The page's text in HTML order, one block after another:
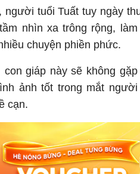
người tuổi Tuất tuy ngày
nhìn xa trông rộng,
chuyện phiền phức.
giáp này sẽ không
ảnh tốt trong mắt
cạn.